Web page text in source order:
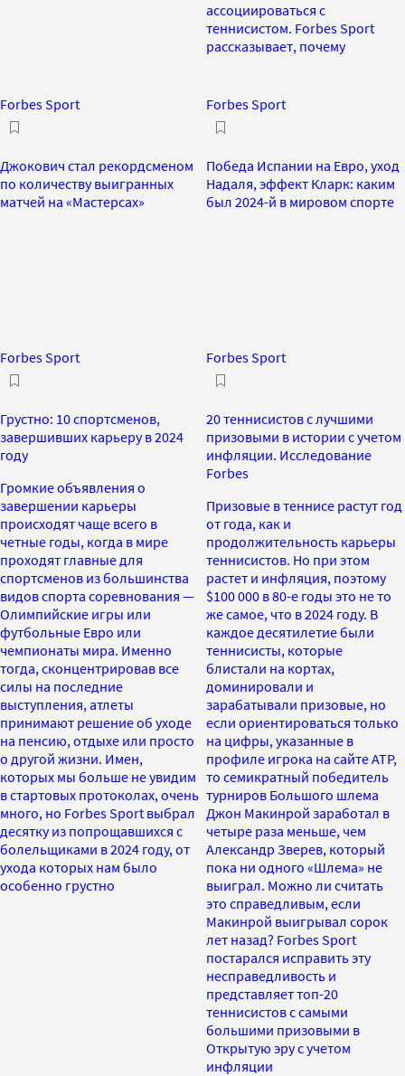
ассоциироваться с
теннисистом. Forbes Sport
рассказывает, почему
Forbes Sport
Джокович стал рекордсменом
по количеству выигранных
матчей на «Мастерсах»
Forbes Sport
Победа Испании на Евро, уход
Надаля, эффект Кларк: каким
был 2024-й в мировом спорте
Forbes Sport
Грустно: 10 спортсменов,
завершивших карьеру в 2024
году
Громкие объявления о
завершении карьеры
происходят чаще всего в
четные годы, когда в мире
проходят главные для
спортсменов из большинства
видов спорта соревнования —
Олимпийские игры или
футбольные Евро или
чемпионаты мира. Именно
тогда, сконцентрировав все
силы на последние
выступления, атлеты
принимают решение об уходе
на пенсию, отдыхе или просто
о другой жизни. Имен,
которых мы больше не увидим
в стартовых протоколах, очень
много, но Forbes Sport выбрал
десятку из попрощавшихся с
болельщиками в 2024 году, от
ухода которых нам было
особенно грустно
Forbes Sport
20 теннисистов с лучшими
призовыми в истории с учетом
инфляции. Исследование
Forbes
Призовые в теннисе растут год
от года, как и
продолжительность карьеры
теннисистов. Но при этом
растет и инфляция, поэтому
$100 000 в 80-е годы это не то
же самое, что в 2024 году. В
каждое десятилетие были
теннисисты, которые
блистали на кортах,
доминировали и
зарабатывали призовые, но
если ориентироваться только
на цифры, указанные в
профиле игрока на сайте ATP,
то семикратный победитель
турниров Большого шлема
Джон Макинрой заработал в
четыре раза меньше, чем
Александр Зверев, который
пока ни одного «Шлема» не
выиграл. Можно ли считать
это справедливым, если
Макинрой выигрывал сорок
лет назад? Forbes Sport
постарался исправить эту
несправедливость и
представляет топ-20
теннисистов с самыми
большими призовыми в
Открытую эру с учетом
инфляции